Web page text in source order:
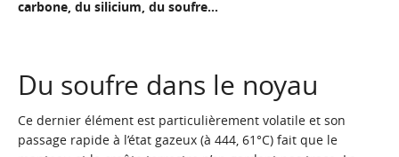
carbone, du silicium, du soufre…
Du soufre dans le noyau
Ce dernier élément est particulièrement volatile et son
passage rapide à l’état gazeux (à 444, 61°C) fait que le